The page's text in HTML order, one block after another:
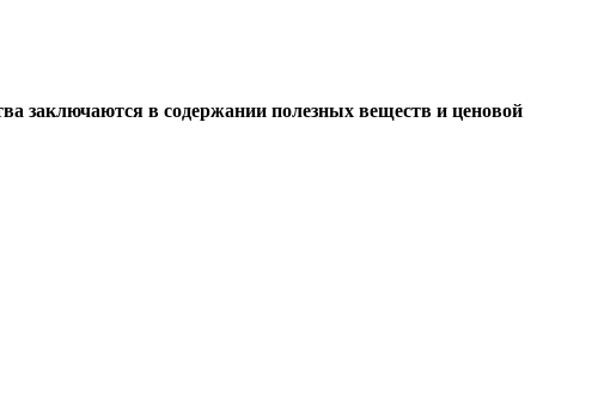
заключаются в содержании полезных веществ и ценовой